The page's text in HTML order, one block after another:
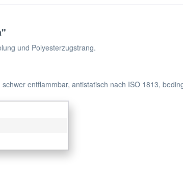
und Polyesterzugstrang.
entflammbar, antistatisch nach ISO 1813,